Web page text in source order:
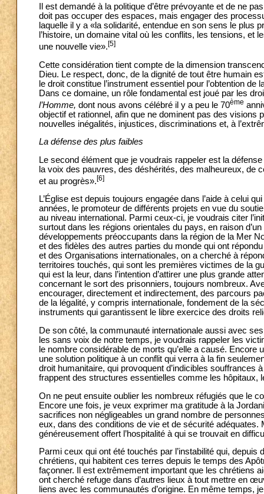
Il est demandé à la politique d’être prévoyante et de ne
doit pas occuper des espaces, mais engager des
laquelle il y a «la solidarité, entendue en son sens le plus
l’histoire, un domaine vital où les conflits, les tensions, et
une nouvelle vie».[5]
Cette considération tient compte de la dimension
Dieu. Le respect, donc, de la dignité de tout être humain
le droit constitue l’instrument essentiel pour l’obtention
Dans ce domaine, un rôle fondamental est joué par les
l’Homme, dont nous avons célébré il y a peu le 70ème
objectif et rationnel, afin que ne dominent pas des visions
nouvelles inégalités, injustices, discriminations et, à
La défense des plus faibles
Le second élément que je voudrais rappeler est la
la voix des pauvres, des déshérités, des malheureux, de
et au progrès».[6]
L’Église est depuis toujours engagée dans l’aide à celui
années, le promoteur de différents projets en vue du
au niveau international. Parmi ceux-ci, je voudrais citer
surtout dans les régions orientales du pays, en raison
développements préoccupants dans la région de la Mer
et des fidèles des autres parties du monde qui ont
et des Organisations internationales, on a cherché à
territoires touchés, qui sont les premières victimes de la
qui est la leur, dans l’intention d’attirer une plus grande
concernant le sort des prisonniers, toujours nombreux.
encourager, directement et indirectement, des parcours
de la légalité, y compris internationale, fondement de la
instruments qui garantissent le libre exercice des droits
De son côté, la communauté internationale aussi avec
les sans voix de notre temps, je voudrais rappeler les
le nombre considérable de morts qu’elle a causé. Encore
une solution politique à un conflit qui verra à la fin
droit humanitaire, qui provoquent d’indicibles
frappent des structures essentielles comme les
On ne peut ensuite oublier les nombreux réfugiés que le
Encore une fois, je veux exprimer ma gratitude à la
sacrifices non négligeables un grand nombre de
eux, dans des conditions de vie et de sécurité
généreusement offert l’hospitalité à qui se trouvait en
Parmi ceux qui ont été touchés par l’instabilité qui,
chrétiens, qui habitent ces terres depuis le temps des
façonner. Il est extrêmement important que les chrétiens
ont cherché refuge dans d’autres lieux à tout mettre en
liens avec les communautés d’origine. En même temps,